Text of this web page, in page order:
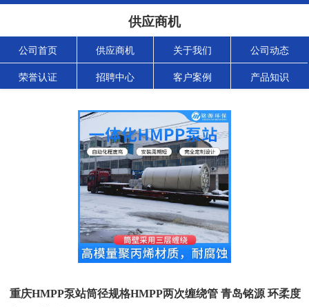
供应商机
公司首页 供应商机 关于我们 公司动态
荣誉认证 招聘中心 客户案例 产品知识
重庆HMPP泵站筒径规格HMPP两次缠绕管 青岛铭源 环柔度